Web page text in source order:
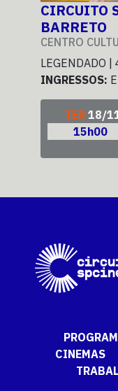
CIRCUITO
BARRETO
CENTRO
LEGENDADO |
INGRESSOS:
TER 18/
15h00
CINEMAS